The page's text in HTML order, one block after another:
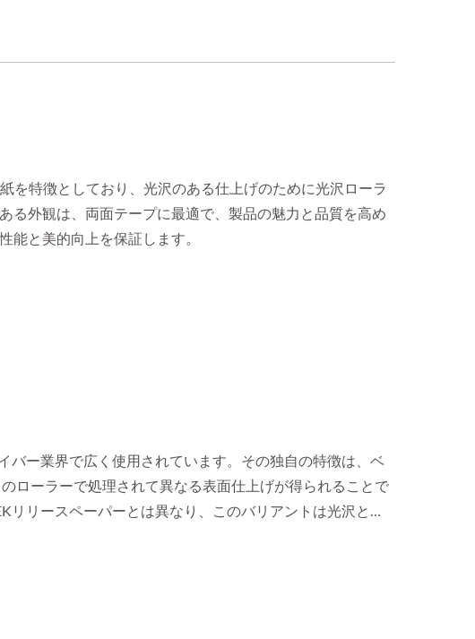
を特徴としており、光沢のある仕上げのために光沢ローラ
る外観は、両面テープに最適で、製品の魅力と品質を高め
能と美的向上を保証します。
バー業界で広く使用されています。その独自の特徴は、ベ
ローラーで処理されて異なる表面仕上げが得られることで
リースペーパーとは異なり、このバリアントは光沢とマ